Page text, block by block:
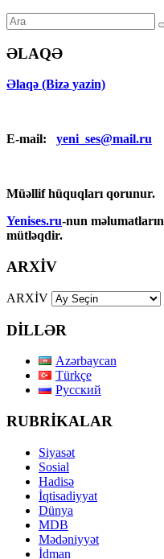
ƏLAQƏ
Əlaqə (Bizə yazin)
E-mail: yeni_ses@mail.ru
Müəllif hüquqları qorunur.
Yenises.ru-nun
mütləqdir.
ARXİV
ARXİV
DİLLƏR
Azərbaycan
Türkçe
Русский
RUBRİKALAR
Siyasət
Sosial
Hadisə
İqtisadiyyat
Dünya
MDB
Mədəniyyət
İdman